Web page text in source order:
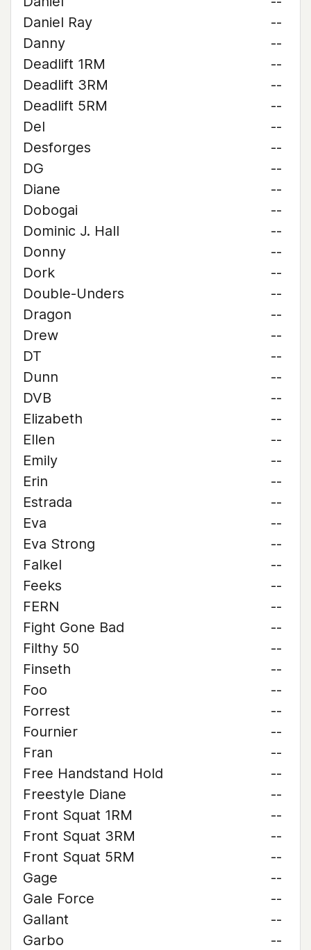
Daniel Ray
--
Danny
--
Deadlift 1RM
--
Deadlift 3RM
--
Deadlift 5RM
--
Del
--
Desforges
--
DG
--
Diane
--
Dobogai
--
Dominic J. Hall
--
Donny
--
Dork
--
Double-Unders
--
Dragon
--
Drew
--
DT
--
Dunn
--
DVB
--
Elizabeth
--
Ellen
--
Emily
--
Erin
--
Estrada
--
Eva
--
Eva Strong
--
Falkel
--
Feeks
--
FERN
--
Fight Gone Bad
--
Filthy 50
--
Finseth
--
Foo
--
Forrest
--
Fournier
--
Fran
--
Free Handstand Hold
--
Freestyle Diane
--
Front Squat 1RM
--
Front Squat 3RM
--
Front Squat 5RM
--
Gage
--
Gale Force
--
Gallant
--
Garbo
--